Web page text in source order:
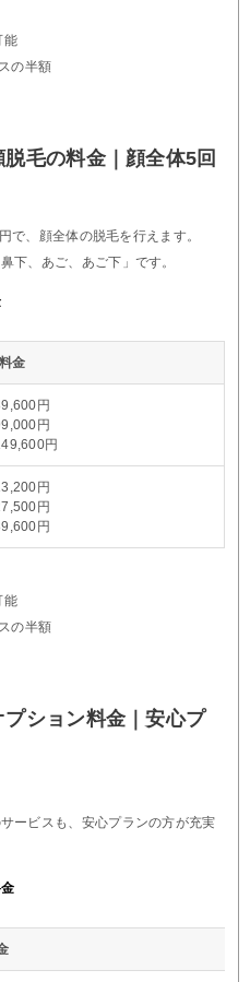
能
の半額
毛の料金｜顔全体5回
で、顔全体の脱毛を行えます。
下、あご、あご下」です。
金
円
円
円
円
円
円
能
の半額
ション料金｜安心プ
ービスも、安心プランの方が充実